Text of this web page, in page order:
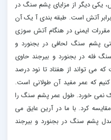
یکی دیگر از مزایای پشم سنگ در
برابر آتش است. طبقه بندی آ یک آن
مقررات ایمنی در هنگام آتش سوزی
پشم سنگ لحافی در بجنورد و
فله در بجنورد و بیرجند حاوی
که می تواند از هفتاد تا نود درصد
که عمر مفید آن طولانی است.
نمی خورد. طول عمر پشم سنگ را
کرد. با ما در آرین عایق می
پشم سنگ در بجنورد و بیرجند